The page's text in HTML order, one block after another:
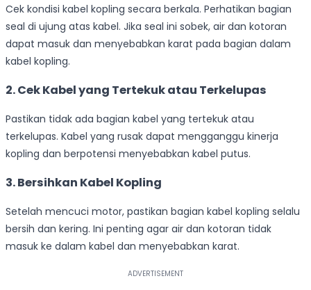
Cek kondisi kabel kopling secara berkala. Perhatikan bagian
seal di ujung atas kabel. Jika seal ini sobek, air dan kotoran
dapat masuk dan menyebabkan karat pada bagian dalam
kabel kopling.
2. Cek Kabel yang Tertekuk atau Terkelupas
Pastikan tidak ada bagian kabel yang tertekuk atau
terkelupas. Kabel yang rusak dapat mengganggu kinerja
kopling dan berpotensi menyebabkan kabel putus.
3. Bersihkan Kabel Kopling
Setelah mencuci motor, pastikan bagian kabel kopling selalu
bersih dan kering. Ini penting agar air dan kotoran tidak
masuk ke dalam kabel dan menyebabkan karat.